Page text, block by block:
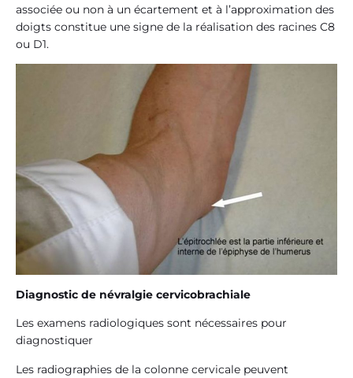
associée ou non à un écartement et à l’approximation des
doigts constitue une signe de la réalisation des racines C8
ou D1.
Diagnostic de névralgie cervicobrachiale
Les examens radiologiques sont nécessaires pour
diagnostiquer
Les radiographies de la colonne cervicale peuvent